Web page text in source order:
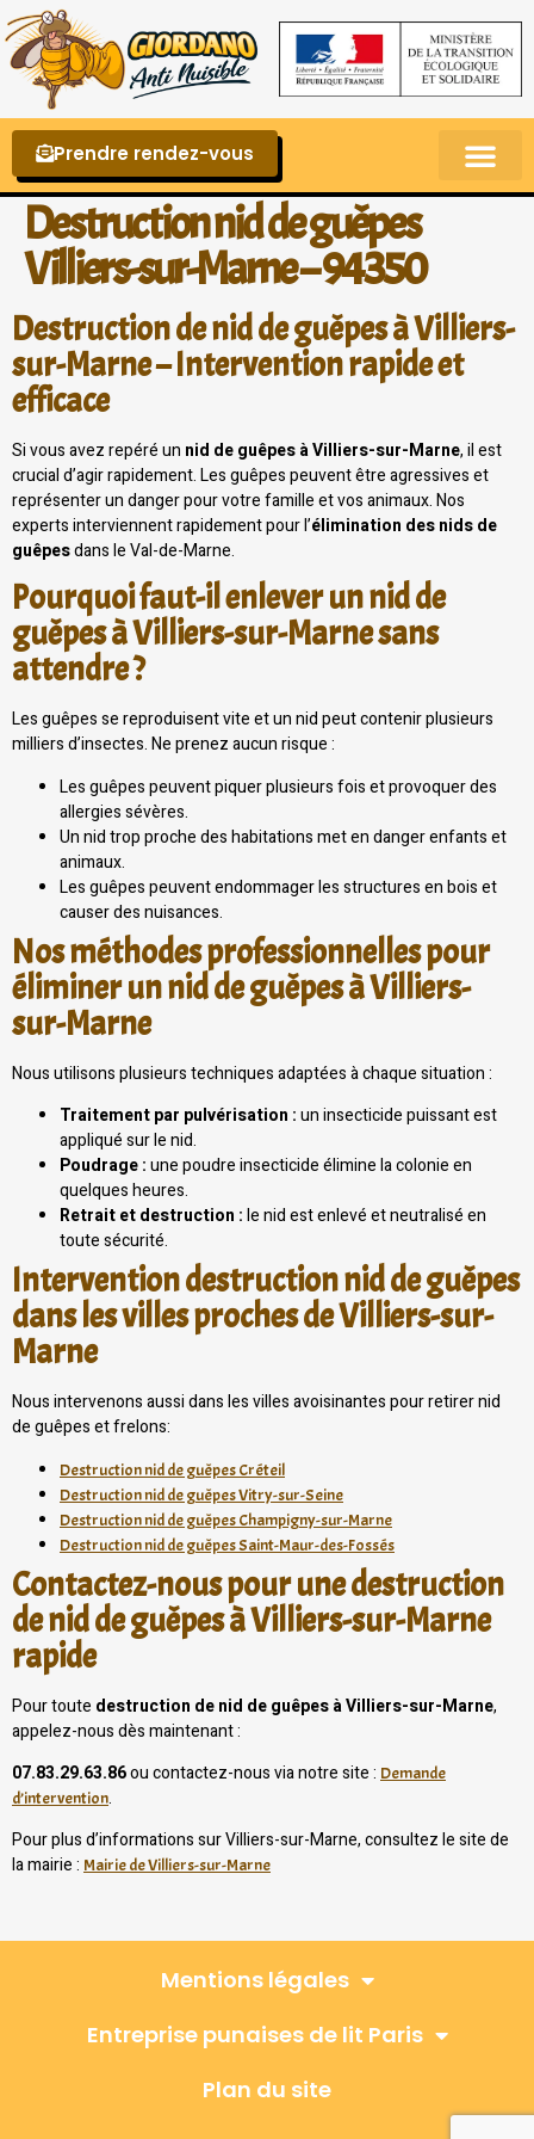
Prendre rendez-vous
Destruction nid de guêpes
Villiers-sur-Marne – 94350
Destruction de nid de guêpes à Villiers-
sur-Marne – Intervention rapide et
efficace
Si vous avez repéré un nid de guêpes à Villiers-sur-Marne, il est
crucial d’agir rapidement. Les guêpes peuvent être agressives et
représenter un danger pour votre famille et vos animaux. Nos
experts interviennent rapidement pour l’élimination des nids de
guêpesdans le Val-de-Marne.
Pourquoi faut-il enlever un nid de
guêpes à Villiers-sur-Marne sans
attendre ?
Les guêpes se reproduisent vite et un nid peut contenir plusieurs
milliers d’insectes. Ne prenez aucun risque :
Les guêpes peuvent piquer plusieurs fois et provoquer des
allergies sévères.
Un nid trop proche des habitations met en danger enfants et
animaux.
Les guêpes peuvent endommager les structures en bois et
causer des nuisances.
Nos méthodes professionnelles pour
éliminer un nid de guêpes à Villiers-
sur-Marne
Nous utilisons plusieurs techniques adaptées à chaque situation :
Traitement par pulvérisation :un insecticide puissant est
appliqué sur le nid.
Poudrage :une poudre insecticide élimine la colonie en
quelques heures.
Retrait et destruction :le nid est enlevé et neutralisé en
toute sécurité.
Intervention destruction nid de guêpes
dans les villes proches de Villiers-sur-
Marne
Nous intervenons aussi dans les villes avoisinantes pour retirer nid
de guêpes et frelons:
Destruction nid de guêpes Créteil
Destruction nid de guêpes Vitry-sur-Seine
Destruction nid de guêpes Champigny-sur-Marne
Destruction nid de guêpes Saint-Maur-des-Fossés
Contactez-nous pour une destruction
de nid de guêpes à Villiers-sur-Marne
rapide
Pour toute destruction de nid de guêpes à Villiers-sur-Marne,
appelez-nous dès maintenant :
07.83.29.63.86ou contactez-nous via notre site : Demande
d’intervention.
Pour plus d’informations sur Villiers-sur-Marne, consultez le site de
la mairie : Mairie de Villiers-sur-Marne
Mentions légales
Entreprise punaises de lit Paris
Plan du site